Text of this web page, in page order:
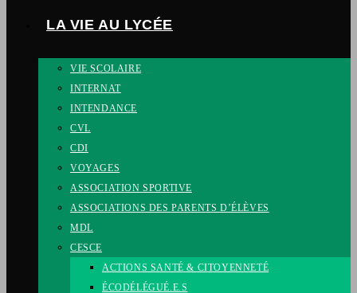
LA VIE AU LYCÉE
VIE SCOLAIRE
INTERNAT
INTENDANCE
CVL
CDI
VOYAGES
ASSOCIATION SPORTIVE
ASSOCIATIONS DES PARENTS D’ÉLÈVES
MDL
CESCE
ACTIONS SANTÉ & CITOYENNETÉ
ÉCODÉLÉGUÉ.E.S